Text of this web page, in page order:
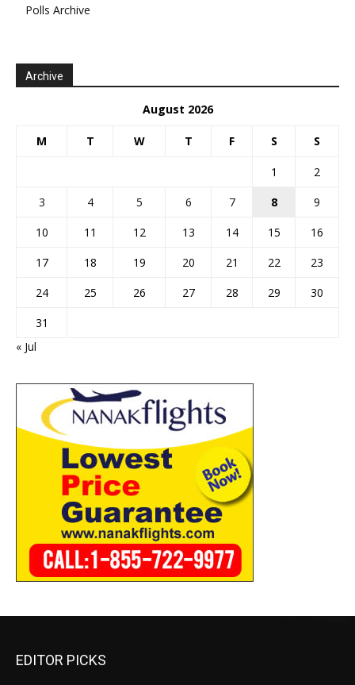
Polls Archive
Archive
August 2026
M T W T F S S
1
2
3
4 5 6 7 8
9
10
11 12 13 14 15
16
17
18 19 20 21 22
23
24
25 26 27 28 29
30
31
« Jul
EDITOR PICKS